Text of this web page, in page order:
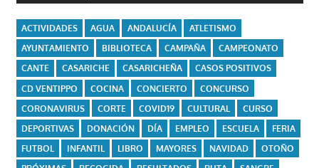
ACTIVIDADES AGUA ANDALUCÍA
ATLETISMO
AYUNTAMIENTO
BIBLIOTECA CAMPAÑA
CAMPEONATO
CANTE
CASARICHE CASARICHEÑA
CASOS POSITIVOS
CD VENTIPPO
COCINA CONCIERTO
CONCURSO
CORONAVIRUS
CORTE COVID19 CULTURAL
CURSO
DEPORTIVAS
DONACIÓN DÍA EMPLEO ESCUELA
FERIA
FUTBOL
INFANTIL LIBRO MAYORES NAVIDAD
OTOÑO